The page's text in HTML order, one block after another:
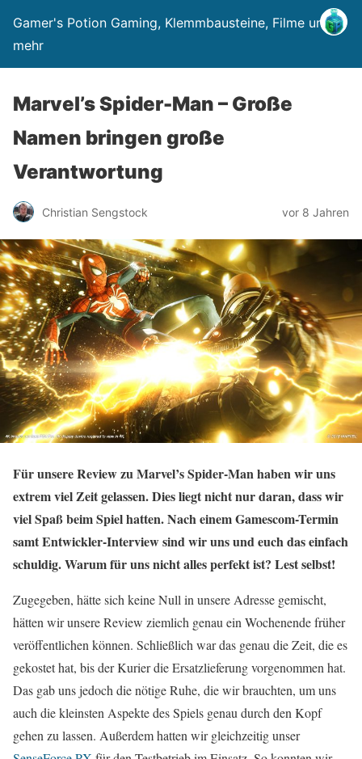
Gamer's Potion Gaming, Klemmbausteine, Filme und
mehr
Marvel’s Spider-Man – Große
Namen bringen große
Verantwortung
Christian Sengstock vor 8 Jahren
Für unsere Review zu Marvel’s Spider-Man haben wir uns
extrem viel Zeit gelassen. Dies liegt nicht nur daran, dass wir
viel Spaß beim Spiel hatten. Nach einem Gamescom-Termin
samt Entwickler-Interview sind wir uns und euch das einfach
schuldig. Warum für uns nicht alles perfekt ist? Lest selbst!
Zugegeben, hätte sich keine Null in unsere Adresse gemischt,
hätten wir unsere Review ziemlich genau ein Wochenende früher
veröffentlichen können. Schließlich war das genau die Zeit, die es
gekostet hat, bis der Kurier die Ersatzlieferung vorgenommen hat.
Das gab uns jedoch die nötige Ruhe, die wir brauchten, um uns
auch die kleinsten Aspekte des Spiels genau durch den Kopf
gehen zu lassen. Außerdem hatten wir gleichzeitig unser